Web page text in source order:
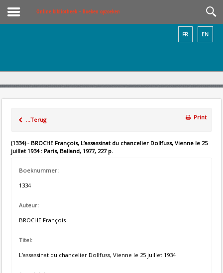
Online bibliotheek – Boeken opzoeken
EN
FR
...Terug Print
(1334) - BROCHE François, L’assassinat du chancelier Dollfuss, Vienne le 25
juillet 1934 : Paris, Balland, 1977, 227 p.
Boeknummer:
1334
Auteur:
BROCHE François
Titel:
L’assassinat du chancelier Dollfuss, Vienne le 25 juillet 1934